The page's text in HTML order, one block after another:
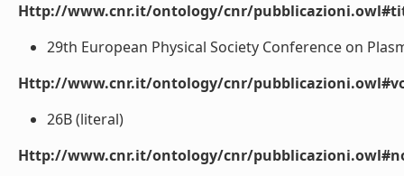
Http://www.cnr.it/ontology/cnr/
29th European Physical Society Conference on
Http://www.cnr.it/ontology/cnr/
26B (literal)
Http://www.cnr.it/ontology/cnr/